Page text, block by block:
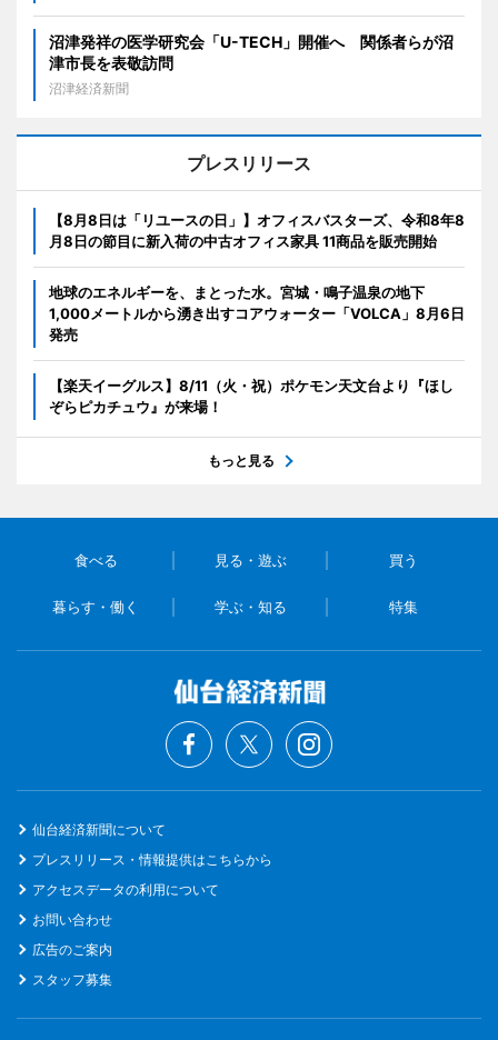
沼津発祥の医学研究会「U-TECH」開催へ 関係者らが沼
津市長を表敬訪問
沼津経済新聞
プレスリリース
【8月8日は「リユースの日」】オフィスバスターズ、令和8年8
月8日の節目に新入荷の中古オフィス家具 11商品を販売開始
地球のエネルギーを、まとった水。宮城・鳴子温泉の地下
1,000メートルから湧き出すコアウォーター「VOLCA」8月6日
発売
【楽天イーグルス】8/11（火・祝）ポケモン天文台より『ほし
ぞらピカチュウ』が来場！
もっと見る
食べる 見る・遊ぶ 買う
暮らす・働く 学ぶ・知る 特集
仙台経済新聞について
プレスリリース・情報提供はこちらから
アクセスデータの利用について
お問い合わせ
広告のご案内
スタッフ募集